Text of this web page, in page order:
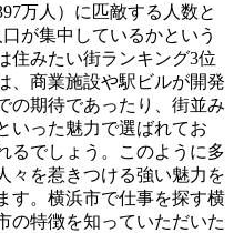
万人）に匹敵する人数と
が集中しているかという
住みたい街ランキング3位
、商業施設や駅ビルが開発
の期待であったり、街並み
いった魅力で選ばれてお
るでしょう。このように多
々を惹きつける強い魅力を
す。横浜市で仕事を探す横
の特徴を知っていただいた